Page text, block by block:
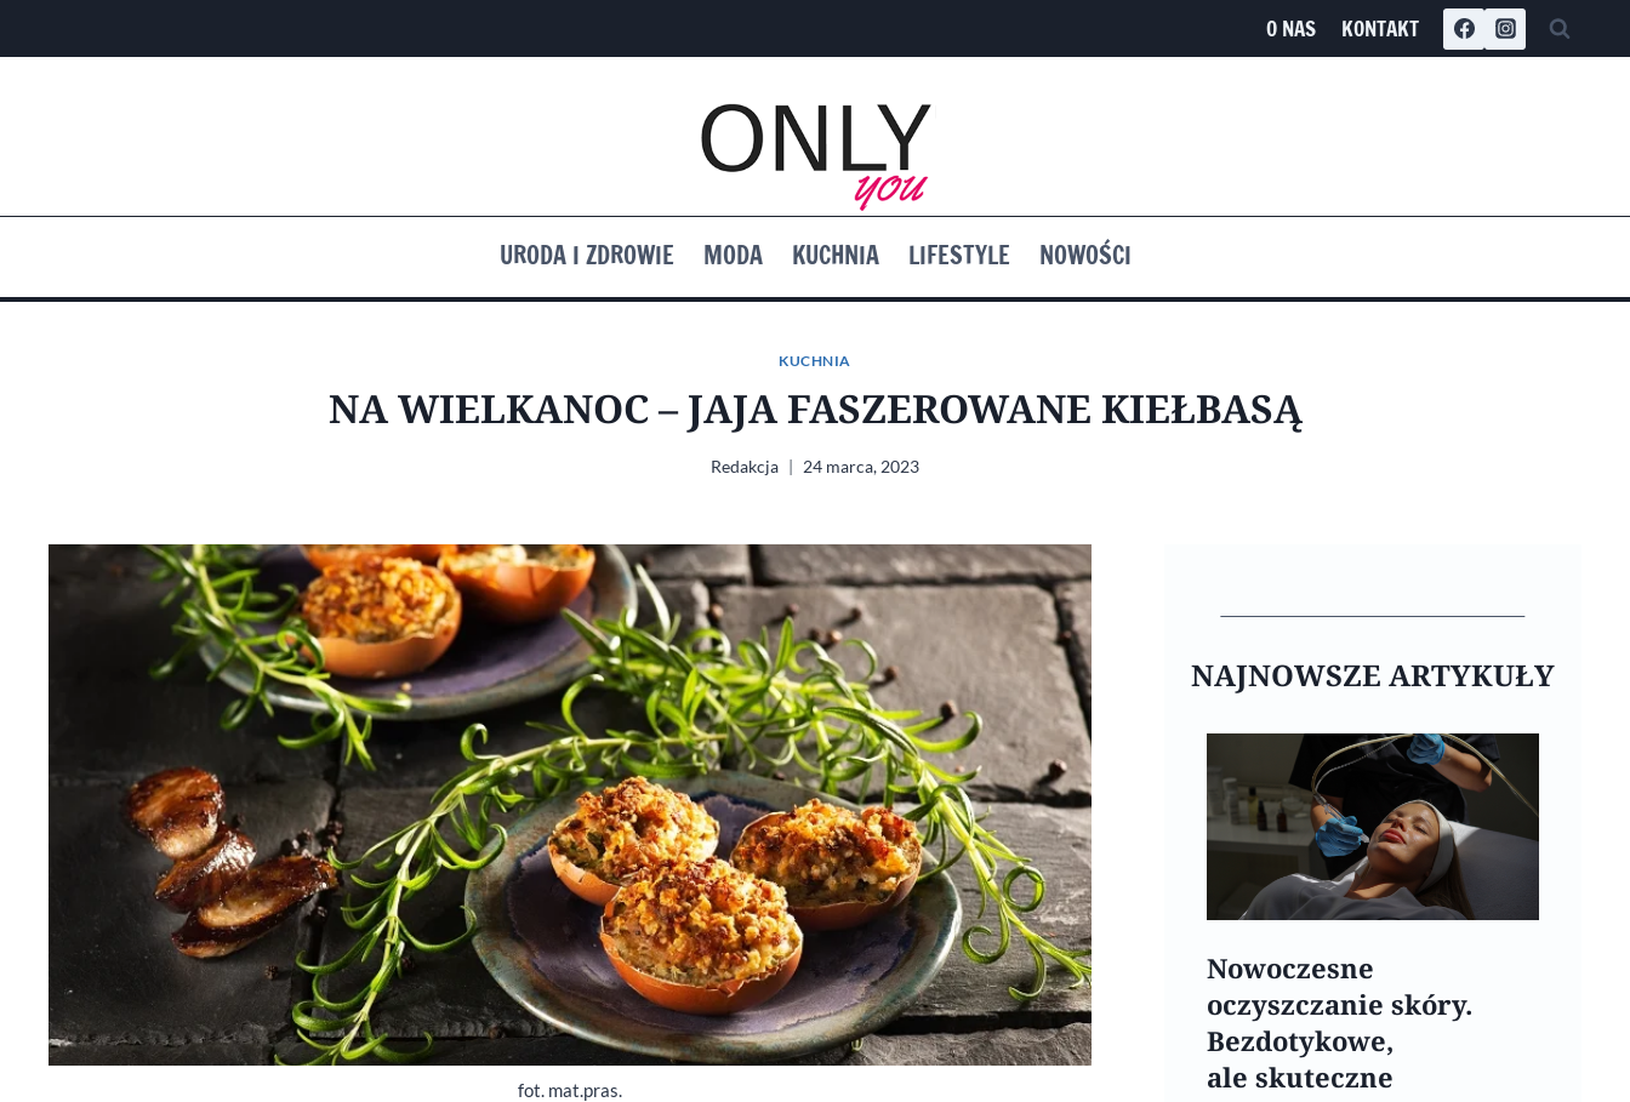
O NAS KONTAKT
URODA I ZDROWIE MODA KUCHNIA LIFESTYLE NOWOŚCI
KUCHNIA
NA WIELKANOC – JAJA FASZEROWANE KIEŁBASĄ
Redakcja 24 marca, 2023
fot. mat.pras.
NAJNOWSZE ARTYKUŁY
Nowoczesne
oczyszczanie skóry.
Bezdotykowe,
ale skuteczne